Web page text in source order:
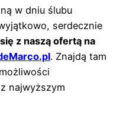
w dniu ślubu
serdecznie
z naszą ofertą na
. Znajdą tam
najwyższym